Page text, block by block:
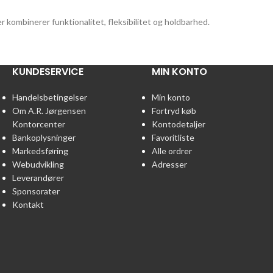
kombinerer funktionalitet, fleksibilitet og holdbarhed.
KUNDESERVICE
Handelsbetingelser
Om A.R. Jørgensen
Kontorcenter
Bankoplysninger
Markedsføring
Webudvikling
Leverandører
Sponsorater
Kontakt
MIN KONTO
Min konto
Fortryd køb
Kontodetaljer
Favoritliste
Alle ordrer
Adresser